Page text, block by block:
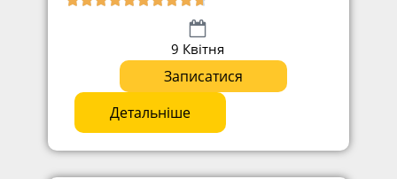
9 Квітня
Записатися
Детальніше